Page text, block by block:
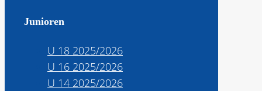
Junioren
U 18 2025/2026
U 16 2025/2026
U 14 2025/2026